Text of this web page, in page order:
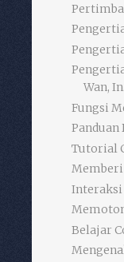
Wan,
Fungsi
Panduan
Tutorial
Memberi
Interaksi
Belajar